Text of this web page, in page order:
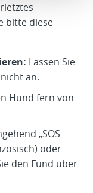
bitte diese
Lassen Sie
an.
Hund fern von
„SOS
oder
den Fund über